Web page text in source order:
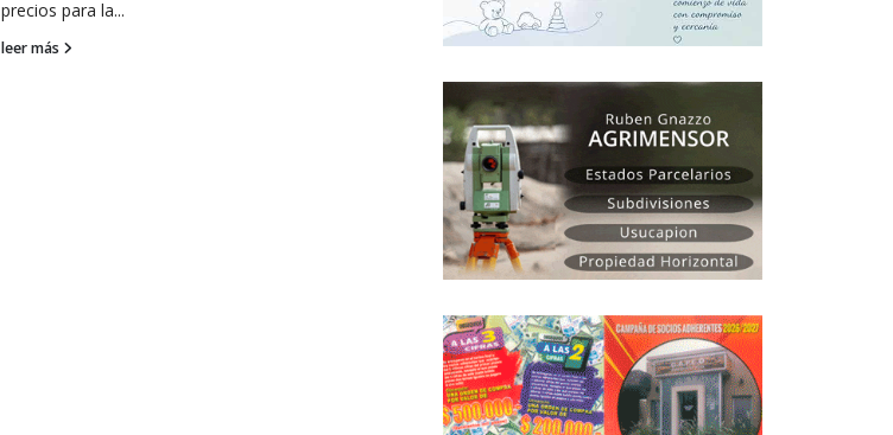
precios para la...
leer más
leer más